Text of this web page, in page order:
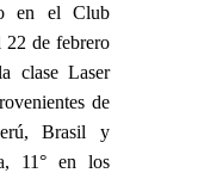
en el Club
de febrero
clase Laser
de
Brasil y
, 11° en los